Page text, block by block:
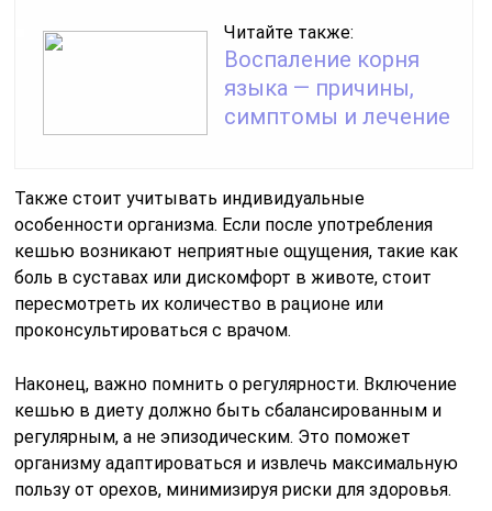
Читайте также:
Воспаление корня
языка — причины,
симптомы и лечение
Также стоит учитывать индивидуальные
особенности организма. Если после употребления
кешью возникают неприятные ощущения, такие как
боль в суставах или дискомфорт в животе, стоит
пересмотреть их количество в рационе или
проконсультироваться с врачом.
Наконец, важно помнить о регулярности. Включение
кешью в диету должно быть сбалансированным и
регулярным, а не эпизодическим. Это поможет
организму адаптироваться и извлечь максимальную
пользу от орехов, минимизируя риски для здоровья.